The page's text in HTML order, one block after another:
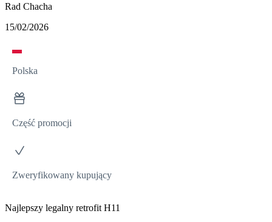
Rad Chacha
15/02/2026
Polska
Część promocji
Zweryfikowany kupujący
Najlepszy legalny retrofit H11